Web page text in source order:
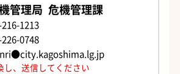
管理局 危機管理課
216-1213
0748
、送信してください